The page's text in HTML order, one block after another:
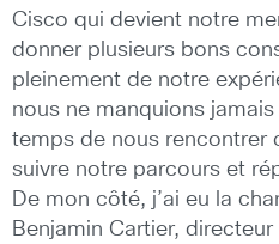
Cisco qui devient notre
donner plusieurs bons
pleinement de notre
nous ne manquions
temps de nous rencontrer
suivre notre parcours et
De mon côté, j’ai eu la
Benjamin Cartier,